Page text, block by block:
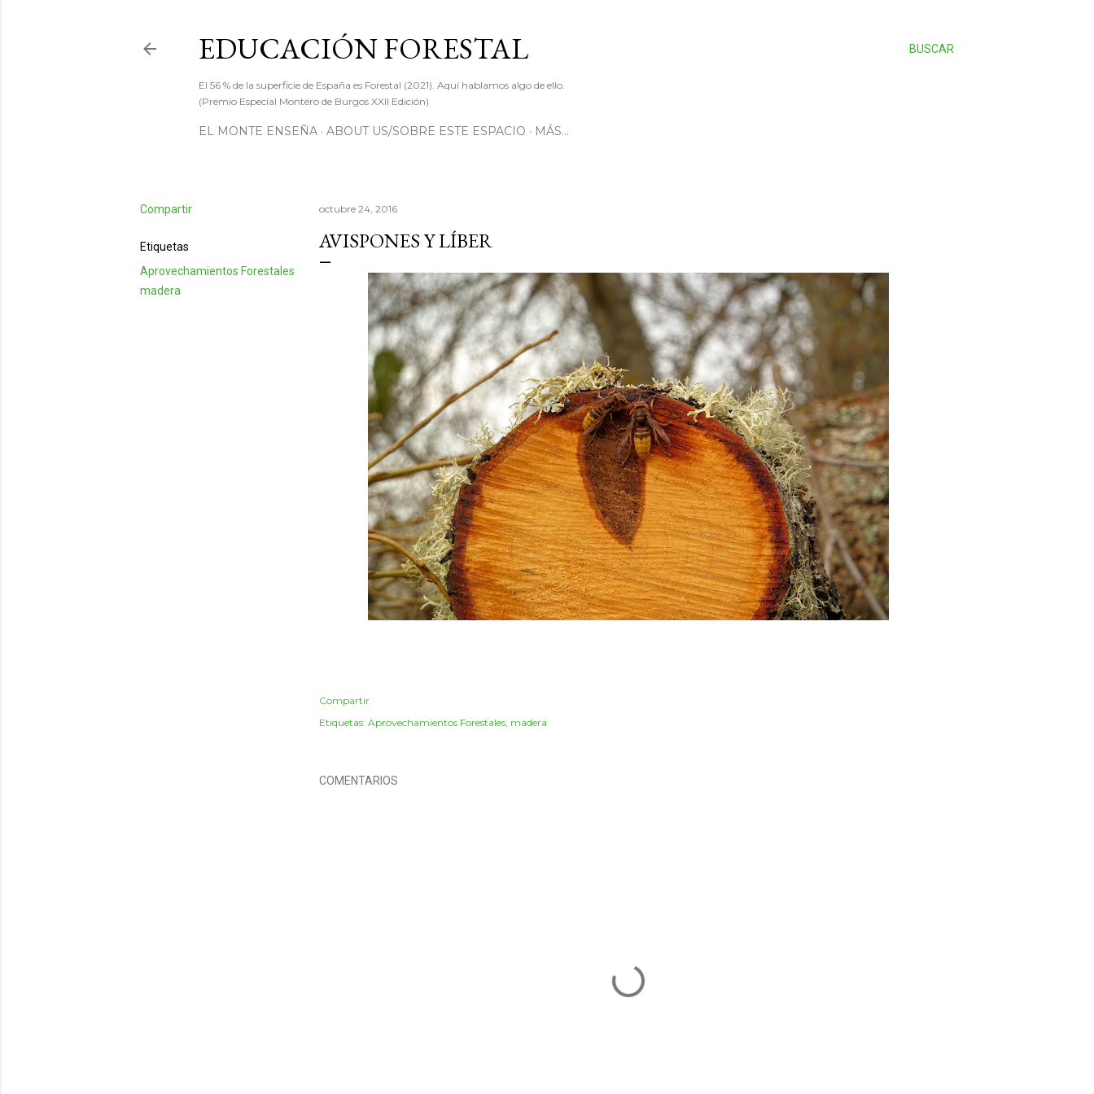
BUSCAR
EDUCACIÓN FORESTAL
El 56 % de la superficie de España es Forestal (2021). Aquí hablamos algo de ello.
(Premio Especial Montero de Burgos XXII Edición)
EL MONTE ENSEÑA ABOUT US/SOBRE ESTE ESPACIO MÁS…
Compartir
Etiquetas
Aprovechamientos Forestales
madera
octubre 24, 2016
AVISPONES Y LÍBER
Compartir
Etiquetas: Aprovechamientos Forestales madera
COMENTARIOS